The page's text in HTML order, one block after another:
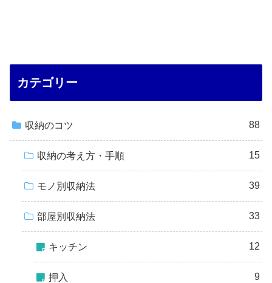
カテゴリー
収納のコツ 88
収納の考え方・手順 15
モノ別収納法 39
部屋別収納法 33
キッチン 12
押入 9